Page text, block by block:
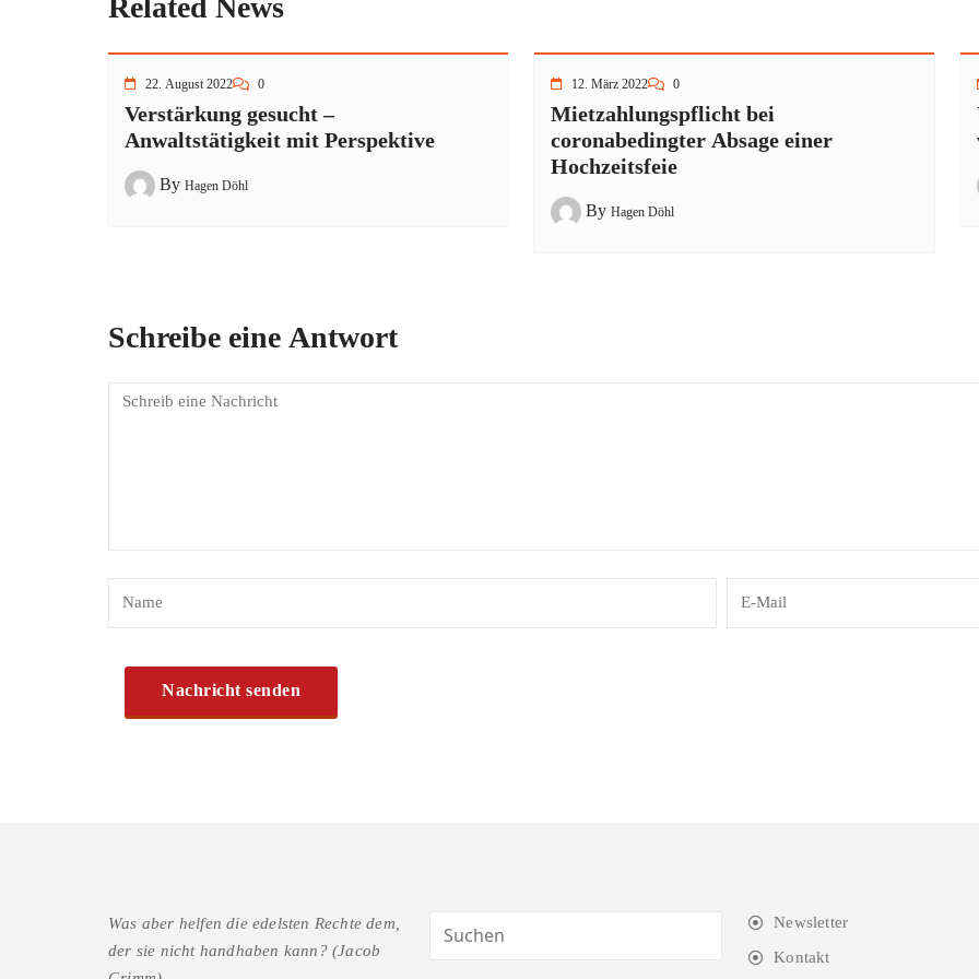
Related News
22. August 2022 0
Verstärkung gesucht –
Anwaltstätigkeit mit Perspektive
By Hagen Döhl
12. März 2022 0
Mietzahlungspflicht bei
coronabedingter Absage einer
Hochzeitsfeie
By Hagen Döhl
Schreibe eine Antwort
Was aber helfen die edelsten Rechte dem,
der sie nicht handhaben kann? (Jacob
Newsletter
Kontakt